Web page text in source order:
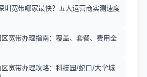
圳宽带哪家最快？五大运营商实测速度
宽带办理指南：覆盖、套餐、费用全
宽带办理攻略：科技园/蛇口/大学城